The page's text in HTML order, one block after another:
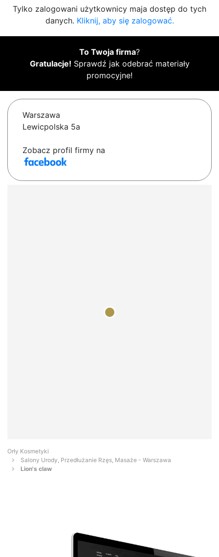
Tylko zalogowani użytkownicy maja dostęp do tych
danych. Kliknij, aby się zalogować.
To Twoja firma?
Gratulacje! Sprawdź jak odebrać materiały
promocyjne!
Warszawa
Lewicpolska 5a
Zobacz profil firmy na
Orły Kosmetyki
Salony Urody, Przedłużanie Rzęs, Masaże - Warszawa
Lion's claw